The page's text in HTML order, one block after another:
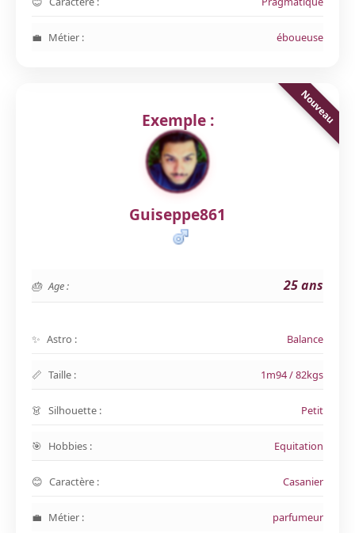
Métier : éboueuse
Exemple :
Guiseppe861
Age : 25 ans
Astro : Balance
Taille : 1m94 / 82kgs
Silhouette : Petit
Hobbies : Equitation
Caractère : Casanier
Métier : parfumeur